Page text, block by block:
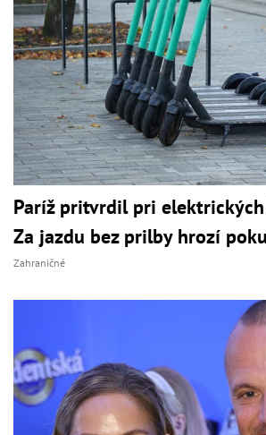
Paríž pritvrdil pri
Za jazdu bez prilby hrozí
Zahraničné